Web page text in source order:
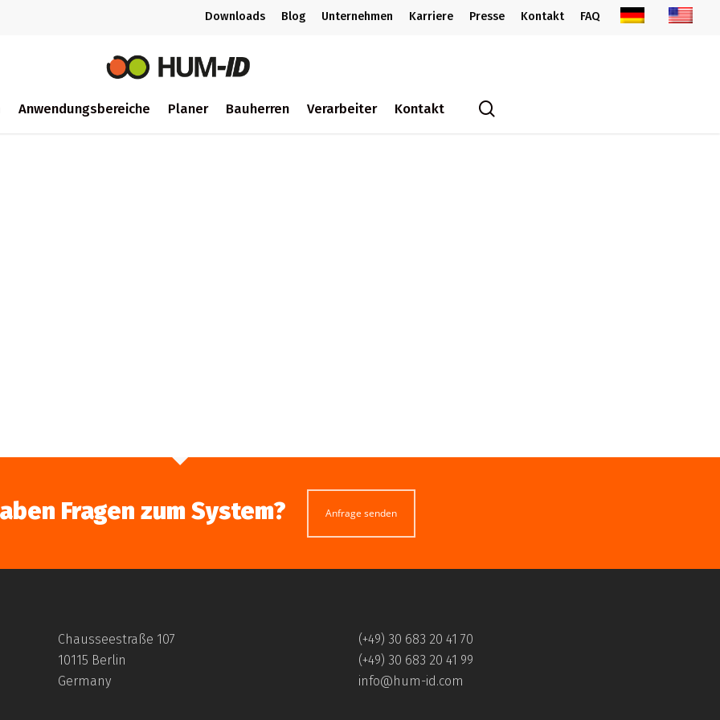
Downloads Blog Unternehmen Karriere Presse Kontakt FAQ
Anwendungsbereiche Planer Bauherren Verarbeiter Kontakt
Fragen zum System? Anfrage senden
Chausseestraße 107
10115 Berlin
Germany
(+49) 30 683 20 41 70
(+49) 30 683 20 41 99
info@hum-id.com